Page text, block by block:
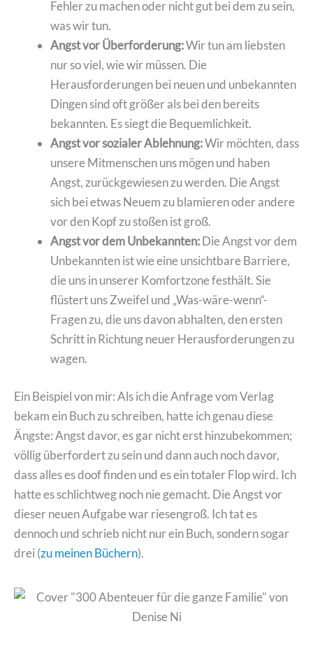
Fehler zu machen oder nicht gut bei dem zu sein,
was wir tun.
Angst vor Überforderung:Wir tun am liebsten
nur so viel, wie wir müssen. Die
Herausforderungen bei neuen und unbekannten
Dingen sind oft größer als bei den bereits
bekannten. Es siegt die Bequemlichkeit.
Angst vor sozialer Ablehnung:Wir möchten, dass
unsere Mitmenschen uns mögen und haben
Angst, zurückgewiesen zu werden. Die Angst
sich bei etwas Neuem zu blamieren oder andere
vor den Kopf zu stoßen ist groß.
Angst vor dem Unbekannten:Die Angst vor dem
Unbekannten ist wie eine unsichtbare Barriere,
die uns in unserer Komfortzone festhält. Sie
flüstert uns Zweifel und „Was-wäre-wenn“-
Fragen zu, die uns davon abhalten, den ersten
Schritt in Richtung neuer Herausforderungen zu
wagen.
Ein Beispiel von mir: Als ich die Anfrage vom Verlag
bekam ein Buch zu schreiben, hatte ich genau diese
Ängste: Angst davor, es gar nicht erst hinzubekommen;
völlig überfordert zu sein und dann auch noch davor,
dass alles es doof finden und es ein totaler Flop wird. Ich
hatte es schlichtweg noch nie gemacht. Die Angst vor
dieser neuen Aufgabe war riesengroß. Ich tat es
dennoch und schrieb nicht nur ein Buch, sondern sogar
drei (zu meinen Büchern).